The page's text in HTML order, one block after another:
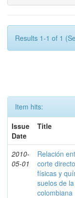
Results 1-1 of 1
Item hits:
Issue
Date
Title
2010-
05-01
Relación
corte
físicas y
suelos de
colombiana